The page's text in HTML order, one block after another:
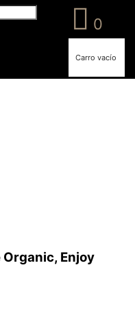
0
Carro vacío
Enjoy